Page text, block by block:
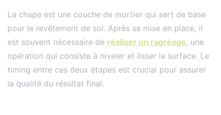
La chape est une couche de mortier qui sert de base
pour le revêtement de sol. Après sa mise en place, il
est souvent nécessaire de réaliser un ragréage, une
opération qui consiste à niveler et lisser la surface. Le
timing entre ces deux étapes est crucial pour assurer
la qualité du résultat final.